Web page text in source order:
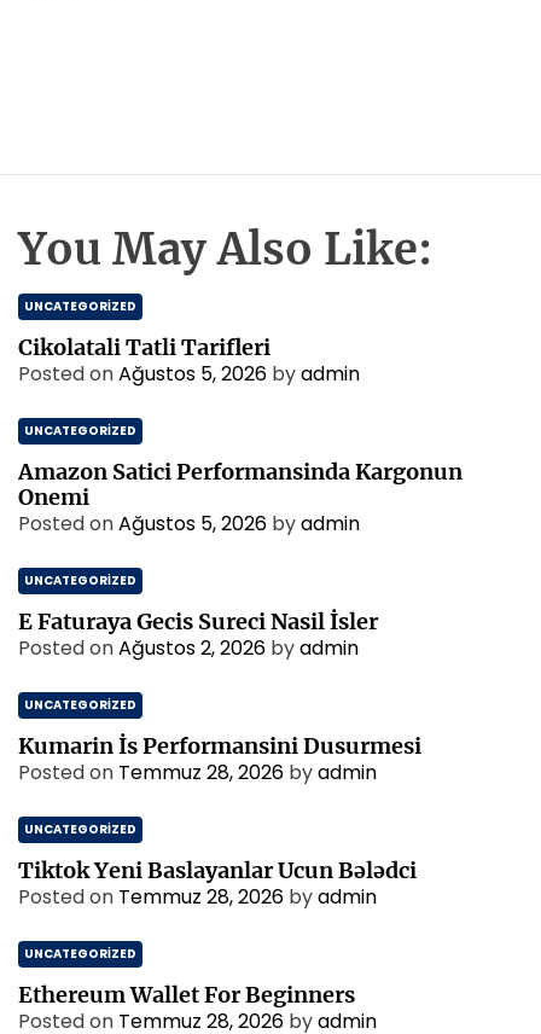
You May Also Like:
UNCATEGORIZED
Cikolatali Tatli Tarifleri
Posted onAğustos 5, 2026 byadmin
UNCATEGORIZED
Amazon Satici Performansinda Kargonun
Onemi
Posted onAğustos 5, 2026 byadmin
UNCATEGORIZED
E Faturaya Gecis Sureci Nasil İsler
Posted onAğustos 2, 2026 byadmin
UNCATEGORIZED
Kumarin İs Performansini Dusurmesi
Posted on Temmuz 28, 2026 byadmin
UNCATEGORIZED
Tiktok Yeni Baslayanlar Ucun Bələdci
Posted on Temmuz 28, 2026 byadmin
UNCATEGORIZED
Ethereum Wallet For Beginners
Posted on Temmuz 28, 2026 byadmin